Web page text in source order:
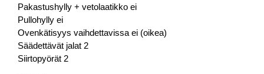
Pakastushylly + vetolaatikko ei
Pullohylly ei
Ovenkätisyys vaihdettavissa ei (oikea)
Säädettävät jalat 2
Siirtopyörät 2